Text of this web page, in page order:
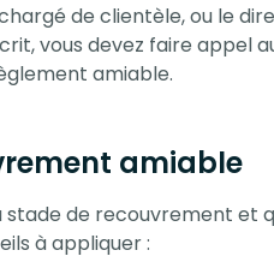
de clientèle, ou le
vous devez faire appel
amiable.
amiable
stade de recouvrement et
à appliquer :